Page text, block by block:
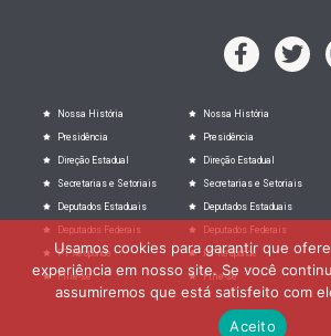
Nossa História
Presidência
Direção Estadual
Secretarias e Setoriais
Deputados Estaduais
Deputados Federais
PT Responde
Filie-se
Nossa História
Presidência
Direção Estadual
Secretarias e Setoriais
Deputados Estaduais
Deputados Federais
PT Responde
Filie-se
Usamos cookies para garantir que
experiência em nosso site. Se você
assumiremos que está satisfeito com
Aceito